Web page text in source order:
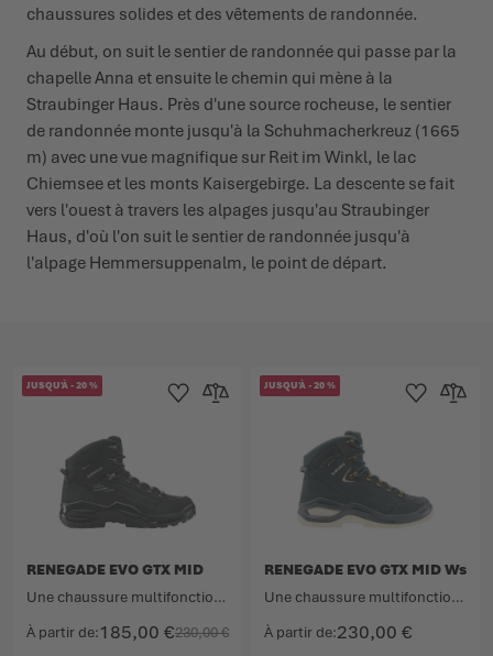
chaussures solides et des vêtements de randonnée.
Au début, on suit le sentier de randonnée qui passe par la
chapelle Anna et ensuite le chemin qui mène à la
Straubinger Haus. Près d'une source rocheuse, le sentier
de randonnée monte jusqu'à la Schuhmacherkreuz (1665
m) avec une vue magnifique sur Reit im Winkl, le lac
Chiemsee et les monts Kaisergebirge. La descente se fait
vers l'ouest à travers les alpages jusqu'au Straubinger
Haus, d'où l'on suit le sentier de randonnée jusqu'à
l'alpage Hemmersuppenalm, le point de départ.
JUSQU'À-20%
À partir de 185,00 €230,00 €
RENEGADE EVO GTX MID
Une chaussure multifonction culte désormais revisitée.
Ajouter à la liste d'achats
Ajouter au comparateur
JUSQU'À-20%
À partir de 230,00 €
RENEGADE EVO GTX MID Ws
Une chaussure multifonction culte désormais revisitée.
Ajouter à la
Ajouter